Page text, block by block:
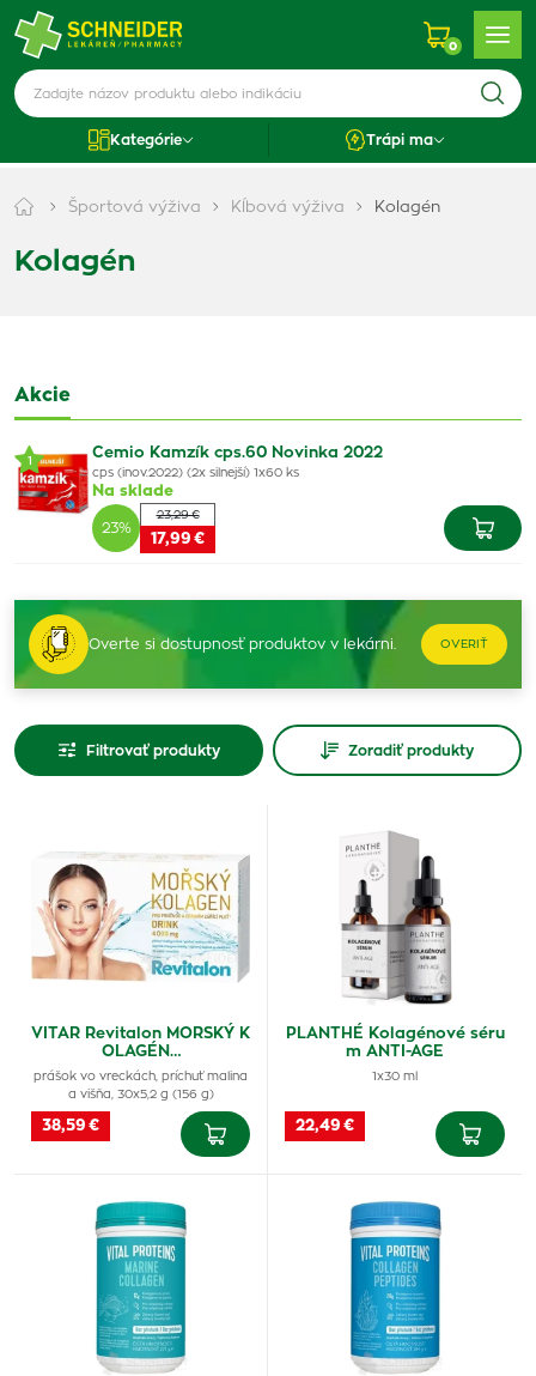
0
Kategórie Trápi ma
Športová výživa Kĺbová výživa Kolagén
Kolagén
Akcie
1 Cemio Kamzík cps.60 Novinka 2022
cps (inov.2022) (2x silnejší) 1x60 ks
Na sklade
23%
23,29 €
17,99 €
Overte si dostupnosť produktov v lekárni. OVERIŤ
Filtrovať produkty Zoradiť produkty
VITAR Revitalon MORSKÝ K
OLAGÉN…
prášok vo vreckách, príchuť malina
a višňa, 30x5,2 g (156 g)
38,59 €
PLANTHÉ Kolagénové séru
m ANTI-AGE
1x30 ml
22,49 €